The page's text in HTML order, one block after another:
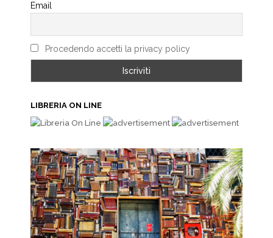
Email
Procedendo accetti la privacy policy
LIBRERIA ON LINE